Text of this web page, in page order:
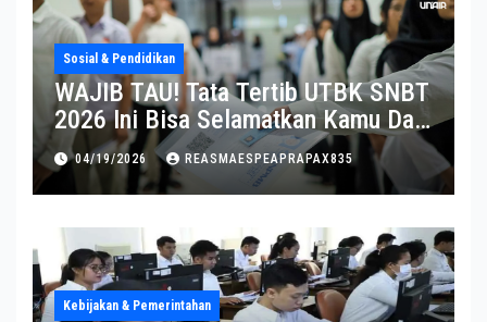
Sosial & Pendidikan
WAJIB TAU! Tata Tertib UTBK SNBT
2026 Ini Bisa Selamatkan Kamu Dari
Diskualifikasi
04/19/2026 REASMAESPEAPRAPAX835
Kebijakan & Pemerintahan